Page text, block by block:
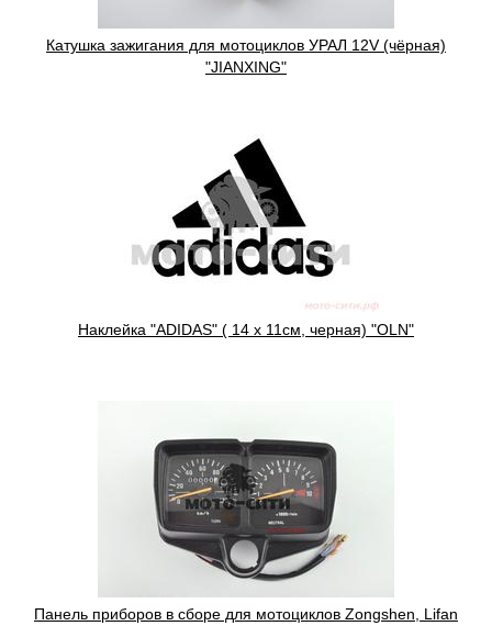
Катушка зажигания для мотоциклов УРАЛ 12V (чёрная)
"JIANXING"
Наклейка "ADIDAS" ( 14 x 11см, черная) "OLN"
Панель приборов в сборе для мотоциклов Zongshen, Lifan